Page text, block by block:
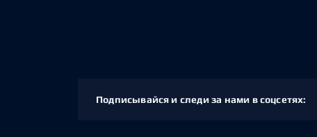
Подписывайся и следи за нами в соцсетях: